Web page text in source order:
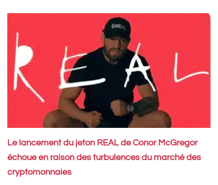
Le lancement du jeton REAL de Conor McGregor
échoue en raison des turbulences du marché des
cryptomonnaies